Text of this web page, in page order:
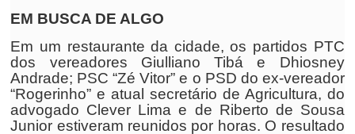
EM BUSCA DE ALGO
Em um restaurante da cidade, os partidos PTC
dos vereadores Giulliano Tibá e Dhiosney
Andrade; PSC “Zé Vitor” e o PSD do ex-vereador
“Rogerinho” e atual secretário de Agricultura, do
advogado Clever Lima e de Riberto de Sousa
Junior estiveram reunidos por horas. O resultado